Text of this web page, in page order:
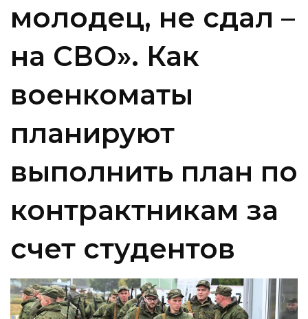
молодец, не сдал –
на СВО». Как
военкоматы
планируют
выполнить план по
контрактникам за
счет студентов